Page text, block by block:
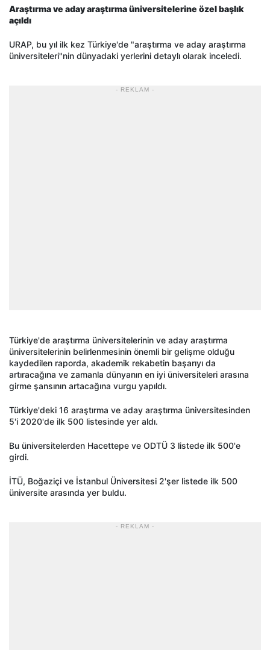
Araştırma ve aday araştırma üniversitelerine özel başlık
açıldı
URAP, bu yıl ilk kez Türkiye'de "araştırma ve aday araştırma
üniversiteleri"nin dünyadaki yerlerini detaylı olarak inceledi.
- REKLAM -
Türkiye'de araştırma üniversitelerinin ve aday araştırma
üniversitelerinin belirlenmesinin önemli bir gelişme olduğu
kaydedilen raporda, akademik rekabetin başarıyı da
artıracağına ve zamanla dünyanın en iyi üniversiteleri arasına
girme şansının artacağına vurgu yapıldı.
Türkiye'deki 16 araştırma ve aday araştırma üniversitesinden
5'i 2020'de ilk 500 listesinde yer aldı.
Bu üniversitelerden Hacettepe ve ODTÜ 3 listede ilk 500'e
girdi.
İTÜ, Boğaziçi ve İstanbul Üniversitesi 2'şer listede ilk 500
üniversite arasında yer buldu.
- REKLAM -